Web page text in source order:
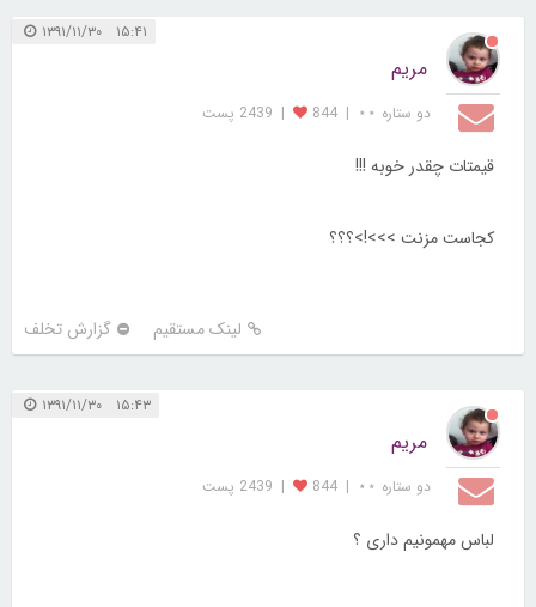
۱۵:۴۱ ۱۳۹۱/۱۱/۳۰
مریم
دو ستاره ⋆⋆ |
844
| 2439 پست
قیمتات چقدر خوبه !!!
کجاست مزنت >>>!>؟؟؟
لینک مستقیم گزارش تخلف
۱۵:۴۳ ۱۳۹۱/۱۱/۳۰
مریم
دو ستاره ⋆⋆ |
844
| 2439 پست
لباس مهمونیم داری ؟